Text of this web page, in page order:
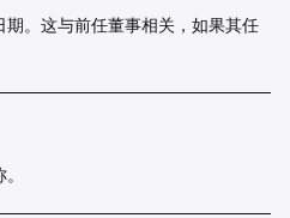
。这与前任董事相关，如果其任